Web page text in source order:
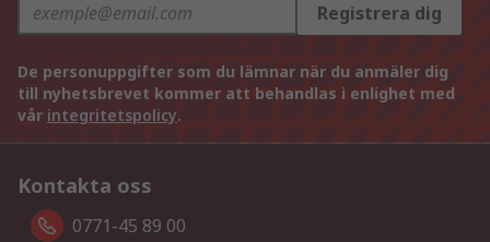
Registrera dig
De personuppgifter som du lämnar när du anmäler dig
till nyhetsbrevet kommer att behandlas i enlighet med
vår integritetspolicy.
Kontakta oss
0771-45 89 00